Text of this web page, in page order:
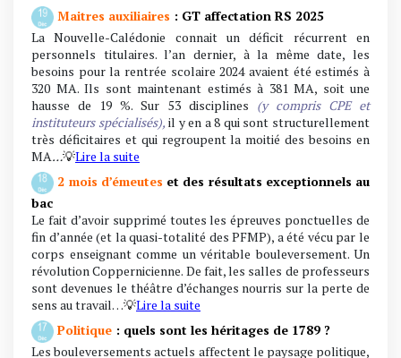
Maitres auxiliaires : GT affectation RS 2025
La Nouvelle-Calédonie connait un déficit récurrent en
personnels titulaires. l’an dernier, à la même date, les
besoins pour la rentrée scolaire 2024 avaient été estimés à
320 MA. Ils sont maintenant estimés à 381 MA, soit une
hausse de 19 %. Sur 53 disciplines (y compris CPE et
instituteurs spécialisés), il y en a 8 qui sont structurellement
très déficitaires et qui regroupent la moitié des besoins en
MA…💡Lire la suite
2 mois d’émeutes et des résultats exceptionnels au
bac
Le fait d’avoir supprimé toutes les épreuves ponctuelles de
fin d’année (et la quasi-totalité des PFMP), a été vécu par le
corps enseignant comme un véritable bouleversement. Un
révolution Coppernicienne. De fait, les salles de professeurs
sont devenues le théâtre d’échanges nourris sur la perte de
sens au travail…💡Lire la suite
Politique : quels sont les héritages de 1789 ?
Les bouleversements actuels affectent le paysage politique,